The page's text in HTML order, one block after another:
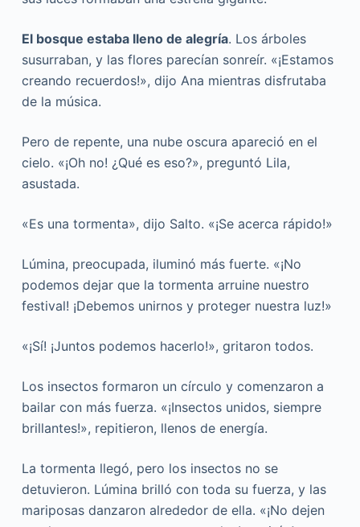
El bosque estaba lleno de alegría. Los árboles
susurraban, y las flores parecían sonreír. «¡Estamos
creando recuerdos!», dijo Ana mientras disfrutaba
de la música.
Pero de repente, una nube oscura apareció en el
cielo. «¡Oh no! ¿Qué es eso?», preguntó Lila,
asustada.
«Es una tormenta», dijo Salto. «¡Se acerca rápido!»
Lúmina, preocupada, iluminó más fuerte. «¡No
podemos dejar que la tormenta arruine nuestro
festival! ¡Debemos unirnos y proteger nuestra luz!»
«¡Sí! ¡Juntos podemos hacerlo!», gritaron todos.
Los insectos formaron un círculo y comenzaron a
bailar con más fuerza. «¡Insectos unidos, siempre
brillantes!», repitieron, llenos de energía.
La tormenta llegó, pero los insectos no se
detuvieron. Lúmina brilló con toda su fuerza, y las
mariposas danzaron alrededor de ella. «¡No dejen